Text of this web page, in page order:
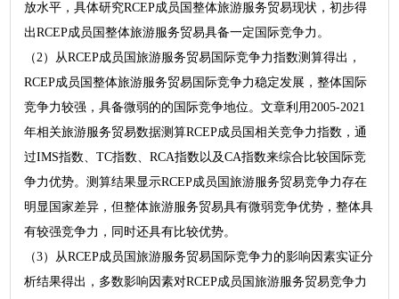
放水平，具体研究RCEP成员国整体旅游服务贸易现状，初步得
出RCEP成员国整体旅游服务贸易具备一定国际竞争力。
（2）从RCEP成员国旅游服务贸易国际竞争力指数测算得出，
RCEP成员国整体旅游服务贸易国际竞争力稳定发展，整体国际
竞争力较强，具备微弱的的国际竞争地位。文章利用2005-2021
年相关旅游服务贸易数据测算RCEP成员国相关竞争力指数，通
过IMS指数、TC指数、RCA指数以及CA指数来综合比较国际竞
争力优势。测算结果显示RCEP成员国旅游服务贸易竞争力存在
明显国家差异，但整体旅游服务贸易具有微弱竞争优势，整体具
有较强竞争力，同时还具有比较优势。
（3）从RCEP成员国旅游服务贸易国际竞争力的影响因素实证分
析结果得出，多数影响因素对RCEP成员国旅游服务贸易竞争力